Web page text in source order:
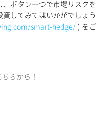
ボタン一つで市場リスクを
してみてはいかがでしょう
smart-hedge/ ) をご
らから！